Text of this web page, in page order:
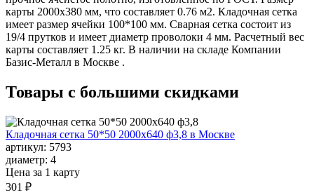
карты 2000х380 мм, что составляет 0.76 м2. Кладочная сетка
имеет размер ячейки 100*100 мм. Сварная сетка состоит из
19/4 прутков и имеет диаметр проволоки 4 мм. Расчетный вес
карты составляет 1.25 кг. В наличии на складе Компании
Базис-Металл в Москве .
Товары с большими скидками
Кладочная сетка 50*50 2000х640 ф3,8 в Москве
артикул: 5793
диаметр: 4
Цена за 1 карту
301 ₽